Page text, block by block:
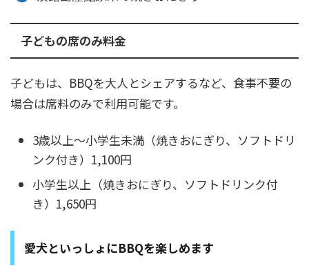
子どもの席のみ料金
子どもは、BBQを大人とシェアするなど、食事不要の
場合は席料のみで利用可能です。
3歳以上～小学生未満（焼きおにぎり、ソフトドリ
ンク付き）1,100円
小学生以上（焼きおにぎり、ソフトドリンク付
き）1,650円
愛犬といっしょにBBQを楽しめます